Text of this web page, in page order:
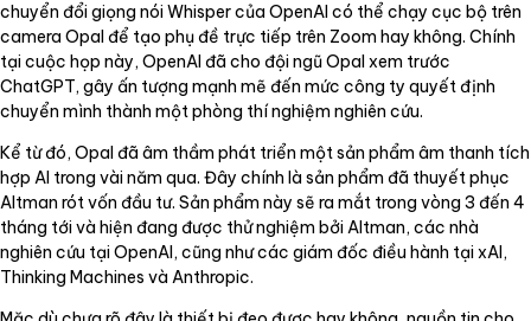
chuyển đổi giọng nói Whisper của OpenAI có thể chạy cục bộ trên
camera Opal để tạo phụ đề trực tiếp trên Zoom hay không. Chính
tại cuộc họp này, OpenAI đã cho đội ngũ Opal xem trước
ChatGPT, gây ấn tượng mạnh mẽ đến mức công ty quyết định
chuyển mình thành một phòng thí nghiệm nghiên cứu.
Kể từ đó, Opal đã âm thầm phát triển một sản phẩm âm thanh tích
hợp AI trong vài năm qua. Đây chính là sản phẩm đã thuyết phục
Altman rót vốn đầu tư. Sản phẩm này sẽ ra mắt trong vòng 3 đến 4
tháng tới và hiện đang được thử nghiệm bởi Altman, các nhà
nghiên cứu tại OpenAI, cũng như các giám đốc điều hành tại xAI,
Thinking Machines và Anthropic.